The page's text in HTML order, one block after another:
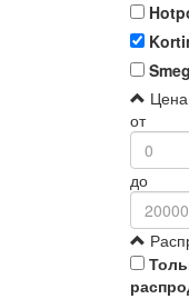
Smeg
от
до